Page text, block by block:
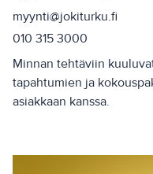
myynti@jokiturku.fi
010 315 3000
Minnan tehtäviin
tapahtumien ja
asiakkaan kanssa.